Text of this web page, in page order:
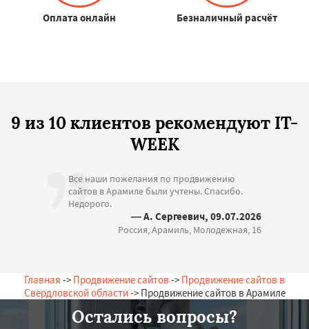
Оплата онлайн Безналичный расчёт
9 из 10 клиентов рекомендуют IT-
WEEK
Все наши пожелания по продвижению
сайтов в Арамиле были учтены. Спасибо.
Недорого.
— А. Сергеевич, 09.07.2026
Россия, Арамиль, Молодежная, 16
Главная -> Продвижение сайтов -> Продвижение сайтов в
Свердловской области-> Продвижение сайтов в Арамиле
Остались вопросы?